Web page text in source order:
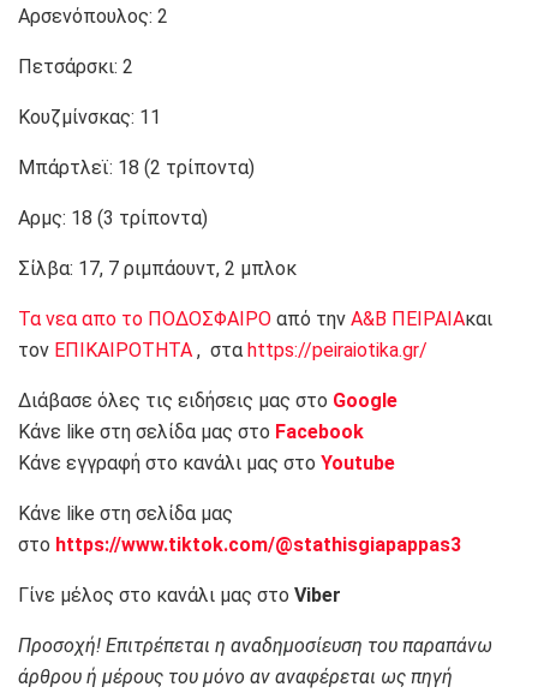
Αρσενόπουλος: 2
Πετσάρσκι: 2
Κουζμίνσκας: 11
Μπάρτλεϊ: 18 (2 τρίποντα)
Αρμς: 18 (3 τρίποντα)
Σίλβα: 17, 7 ριμπάουντ, 2 μπλοκ
Τα νεα απο το ΠΟΔΟΣΦΑΙΡΟ από την Α&Β ΠΕΙΡΑΙΑκαι
τον ΕΠΙΚΑΙΡΟΤΗΤΑ , στα https://peiraiotika.gr/
Διάβασε όλες τις ειδήσεις μας στο Google
Κάνε like στη σελίδα μας στο Facebook
Κάνε εγγραφή στο κανάλι μας στο Youtube
Κάνε like στη σελίδα μας
στο https://www.tiktok.com/@stathisgiapappas3
Γίνε μέλος στο κανάλι μας στο Viber
Προσοχή! Επιτρέπεται η αναδημοσίευση του παραπάνω
άρθρου ή μέρους του μόνο αν αναφέρεται ως πηγή